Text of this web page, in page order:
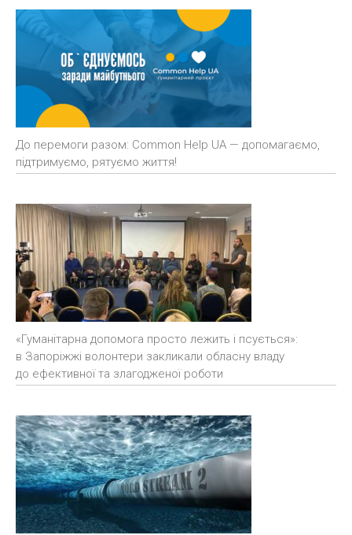
До перемоги разом: Common Help UA — допомагаємо,
підтримуємо, рятуємо життя!
«Гуманітарна допомога просто лежить і псується»:
в Запоріжжі волонтери закликали обласну владу
до ефективної та злагодженої роботи